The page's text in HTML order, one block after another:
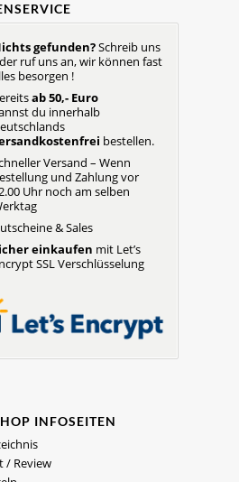
gefunden?Schreib uns
ruf uns an, wir können fast
besorgen !
ab 50,- Euro
du innerhalb
bestellen.
Versand – Wenn
und Zahlung vor
Uhr noch am selben
& Sales
einkaufen mit Let’s
SSL Verschlüsselung
INFOSEITEN
/ Review